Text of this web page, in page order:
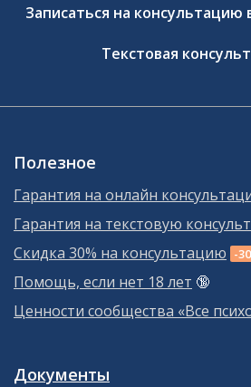
Записаться на консультацию
Текстовая
Полезное
Гарантия на онлайн
Гарантия на текстовую
Скидка 30% на консультацию -
Помощь, если нет 18 лет 🔞
Ценности сообщества «Все
Документы